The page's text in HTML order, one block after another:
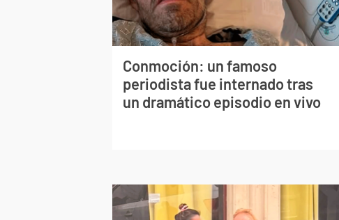
Conmoción: un famoso
periodista fue internado tras
un dramático episodio en vivo